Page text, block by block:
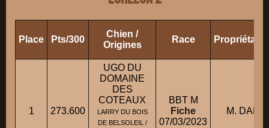
Place Pts/300
Chien /
Origines
Race
1 273.600
UGO DU
DOMAINE
DES
COTEAUX
LARRY DU BOIS
DE BELSOLEIL /
BBT M
Fiche
07/03/2023
M.